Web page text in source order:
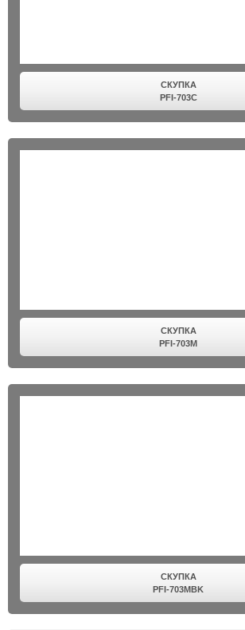
СКУПКА
PFI-703C
СКУПКА
PFI-703M
СКУПКА
PFI-703MBK